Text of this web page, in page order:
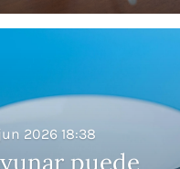
puede
2026 18:38